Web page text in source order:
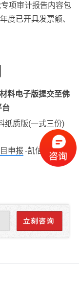
项审计报告内容包
度已开具发票额、
料电子版提交至佛
台
纸质版(一式三份)
申报 -凯信知识产权